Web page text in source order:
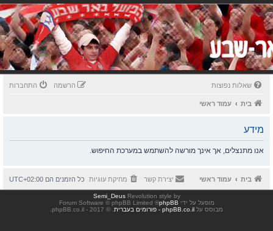
שאלות נפוצות התחברות הרשמה
בית עמוד ראשי
מידע
אנו מתנצלים, אך אינך מורשה להשתמש במערכת החיפוש.
בית עמוד ראשי כל הזמנים הם UTC+02:00 מחיקת עוגיות יצירת קשר
Revolution style by
Semi_Deus
מופעל על ידי phpBB
® Forum Software © phpBB Limited
מבוסס על phpBB.co.il - פורומים בעברית . © 2017 - phpBB.co.il.